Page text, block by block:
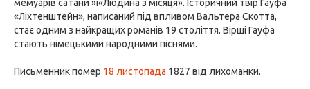
мемуарів сатани »і«Людина з місяця». Історичний твір Гауфа
«Ліхтенштейн», написаний під впливом Вальтера Скотта,
стає одним з найкращих романів 19 століття. Вірші Гауфа
стають німецькими народними піснями.
Письменник помер 18 листопада 1827 від лихоманки.